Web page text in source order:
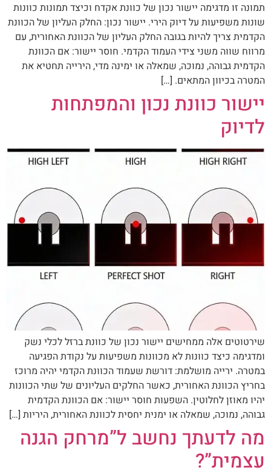
תמונה זו מדגימה יישור נכון של כוונת אקדח וכיצד תמונות כוונות
שונות משפיעות על דיוק הירי. יישור נכון: החלק העליון של הכוונת
הקדמית צריך להיות בגובה החלק העליון של הכוונת האחורית, עם
מרווח שווה משני צידי העמוד הקדמי. חוסר יישור: אם הכוונת
הקדמית גבוהה, נמוכה, שמאלה או ימינה מדי, הירייה תחטיא את
המטרה בכיוון המתאים. […]
יישור כוונת נכון והמפתחות
לדיוק
שירטוטים אלה ממחישים יישור נכון של כוונת ברזל לכלי נשק
ומדגימה כיצד כוונות לא מכוונות משפיעות על נקודת הפגיעה
במטרה. ירייה מושלמת: דורשת שעמוד הכוונת הקדמי יהיה מרוכז
בחריץ הכוונת האחורית, כאשר החלקים העליונים של שתי הכוונות
יהיו מאוזן לחלוטין. השפעות חוסר יישור: אם הכוונת הקדמית
גבוהה, נמוכה, שמאלה או ימנית יחסית לכוונת האחורית, היריות […]
מה לדעתך נחשב ל”מרחק הגנה
עצמית”?